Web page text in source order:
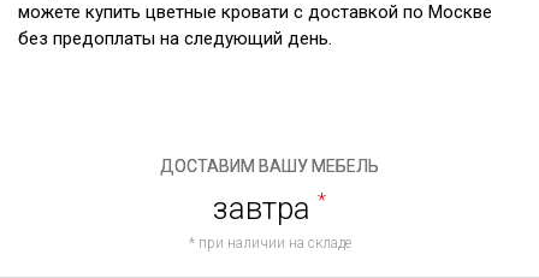
можете купить цветные кровати с доставкой по Москве
без предоплаты на следующий день.
ДОСТАВИМ ВАШУ МЕБЕЛЬ
завтра *
* при наличии на складе